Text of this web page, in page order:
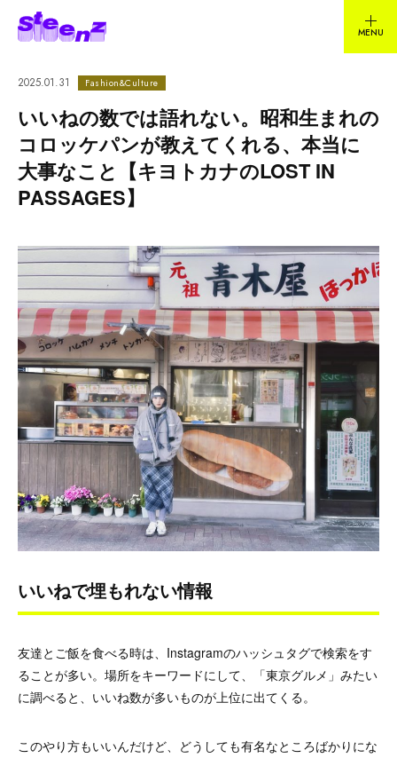
2025.01.31 Fashion&Culture
いいねの数では語れない。昭和生まれの
コロッケパンが教えてくれる、本当に
大事なこと【キヨトカナのLOST IN
PASSAGES】
いいねで埋もれない情報
友達とご飯を食べる時は、Instagramのハッシュタグで検索をす
ることが多い。場所をキーワードにして、「東京グルメ」みたい
に調べると、いいね数が多いものが上位に出てくる。
このやり方もいいんだけど、どうしても有名なところばかりにな